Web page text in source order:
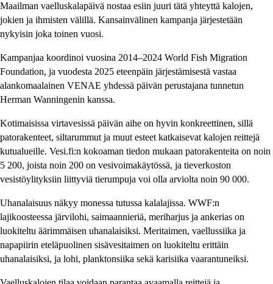
Maailman vaelluskalapäivä nostaa esiin juuri tätä yhteyttä kalojen,
jokien ja ihmisten välillä. Kansainvälinen kampanja järjestetään
nykyisin joka toinen vuosi.
Kampanjaa koordinoi vuosina 2014–2024 World Fish Migration
Foundation, ja vuodesta 2025 eteenpäin järjestämisestä vastaa
alankomaalainen VENAE yhdessä päivän perustajana tunnetun
Herman Wanningenin kanssa.
Kotimaisissa virtavesissä päivän aihe on hyvin konkreettinen, sillä
patorakenteet, siltarummut ja muut esteet katkaisevat kalojen reittejä
kutualueille. Vesi.fi:n kokoaman tiedon mukaan patorakenteita on noin
5 200, joista noin 200 on vesivoimakäytössä, ja tieverkoston
vesistöylityksiin liittyviä tierumpuja voi olla arviolta noin 90 000.
Uhanalaisuus näkyy monessa tutussa kalalajissa. WWF:n
lajikoosteessa järvilohi, saimaannieriä, meriharjus ja ankerias on
luokiteltu äärimmäisen uhanalaisiksi. Meritaimen, vaellussiika ja
napapiirin eteläpuolinen sisävesitaimen on luokiteltu erittäin
uhanalaisiksi, ja lohi, planktonsiika sekä karisiika vaarantuneiksi.